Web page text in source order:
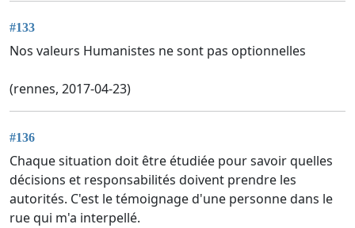
#133
Nos valeurs Humanistes ne sont pas optionnelles
(rennes, 2017-04-23)
#136
Chaque situation doit être étudiée pour savoir quelles
décisions et responsabilités doivent prendre les
autorités. C'est le témoignage d'une personne dans le
rue qui m'a interpellé.